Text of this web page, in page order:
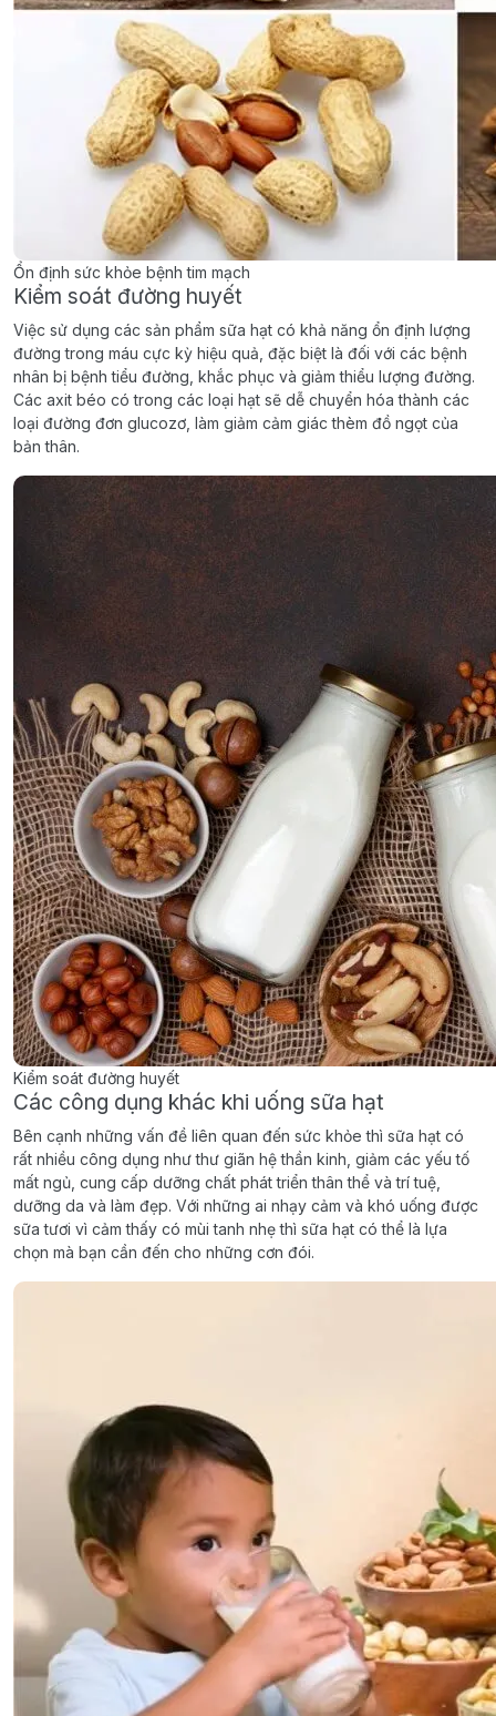
Ổn định sức khỏe bệnh tim mạch
Kiểm soát đường huyết
Việc sử dụng các sản phẩm sữa hạt có khả năng ổn định lượng
đường trong máu cực kỳ hiệu quả, đặc biệt là đối với các bệnh
nhân bị bệnh tiểu đường, khắc phục và giảm thiểu lượng đường.
Các axit béo có trong các loại hạt sẽ dễ chuyển hóa thành các
loại đường đơn glucozơ, làm giảm cảm giác thèm đồ ngọt của
bản thân.
Kiểm soát đường huyết
Các công dụng khác khi uống sữa hạt
Bên cạnh những vấn đề liên quan đến sức khỏe thì sữa hạt có
rất nhiều công dụng như thư giãn hệ thần kinh, giảm các yếu tố
mất ngủ, cung cấp dưỡng chất phát triển thân thể và trí tuệ,
dưỡng da và làm đẹp. Với những ai nhạy cảm và khó uống được
sữa tươi vì cảm thấy có mùi tanh nhẹ thì sữa hạt có thể là lựa
chọn mà bạn cần đến cho những cơn đói.